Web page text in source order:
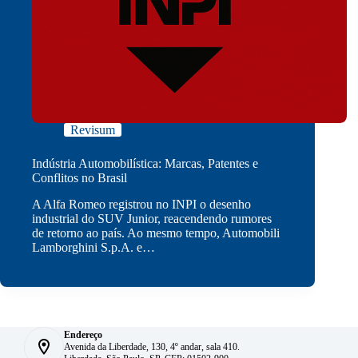
Revisum
Indústria Automobilística: Marcas, Patentes e
Conflitos no Brasil
A Alfa Romeo registrou no INPI o desenho
industrial do SUV Junior, reacendendo rumores
de retorno ao país. Ao mesmo tempo, Automobili
Lamborghini S.p.A. e…
Endereço
Avenida da Liberdade, 130, 4º andar, sala 410.